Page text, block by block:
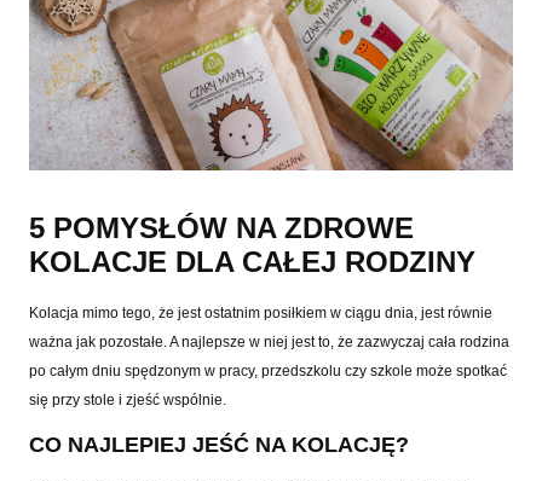
5 POMYSŁÓW NA ZDROWE
KOLACJE DLA CAŁEJ RODZINY
Kolacja mimo tego, że jest ostatnim posiłkiem w ciągu dnia, jest równie
ważna jak pozostałe. A najlepsze w niej jest to, że zazwyczaj cała rodzina
po całym dniu spędzonym w pracy, przedszkolu czy szkole może spotkać
się przy stole i zjeść wspólnie.
CO NAJLEPIEJ JEŚĆ NA KOLACJĘ?